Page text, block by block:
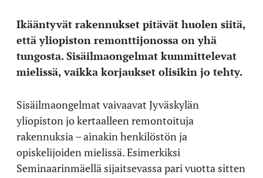
Ikääntyvät rakennukset pitävät huolen siitä,
että yliopiston remonttijonossa on yhä
tungosta. Sisäilmaongelmat kummittelevat
mielissä, vaikka korjaukset olisikin jo tehty.
Sisäilmaongelmat vaivaavat Jyväskylän
yliopiston jo kertaalleen remontoituja
rakennuksia – ainakin henkilöstön ja
opiskelijoiden mielissä. Esimerkiksi
Seminaarinmäellä sijaitsevassa pari vuotta sitten